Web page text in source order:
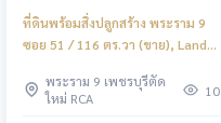
ที่ดินพร้อมสิ่งปลูกสร้าง พระราม 9
ซอย 51 / 116 ตร.วา (ขาย), Land
116 Square Wa (FOR SALE)
BZD256
พระราม 9 เพชรบุรีตัด
ใหม่ RCA
10